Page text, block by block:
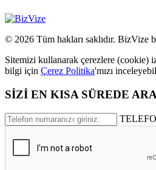
© 2026 Tüm hakları saklıdır. BizVize
Sitemizi kullanarak çerezlere (cookie)
bilgi için Çerez Politika'mızı
SİZİ EN KISA SÜREDE